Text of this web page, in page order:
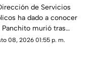
mono del
Hidalgo; estos
sus últimos
(VIDEO)
de Servicios
ha dado a conocer
Panchito murió tras
un delicado estado de
08, 2026 01:55 p. m.